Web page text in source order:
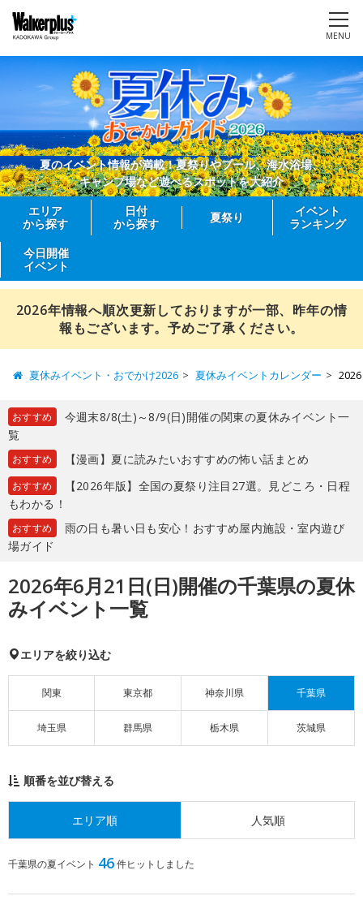
MENU
夏のイベント情報が満載！夏祭りやプール、海水浴場、
キャンプ場など遊べるスポットを大紹介
エリア
から探す
日付
から探す
夏祭り
イベント
ランキング
今日開催
イベント
2026年情報へ順次更新しておりますが一部、昨年の情
報もございます。予めご了承ください。
夏休みイベント・おでかけ2026 夏休みイベントカレンダー
おすすめ
今週末8/8(土)～8/9(日)開催の関東の夏休みイベント一
覧
おすすめ 【漫画】夏に読みたいおすすめの怖い話まとめ
おすすめ
【2026年版】全国の夏祭り注目27選。見どころ・日程
もわかる！
おすすめ
雨の日も暑い日も安心！おすすめ屋内施設・室内遊び
場ガイド
2026年6月21日(日)開催の千葉県の夏休
みイベント一覧
エリアを絞り込む
関東 東京都 神奈川県 千葉県
埼玉県 群馬県 栃木県 茨城県
順番を並び替える
エリア順 人気順
千葉県の夏イベント 46件ヒットしました